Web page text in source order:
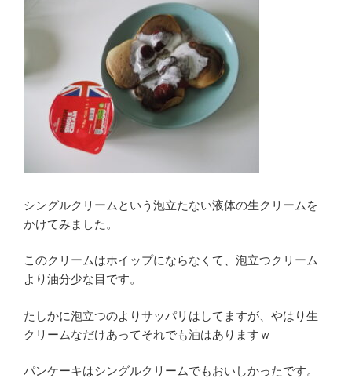
シングルクリームという泡立たない液体の生クリームを
かけてみました。
このクリームはホイップにならなくて、泡立つクリーム
より油分少な目です。
たしかに泡立つのよりサッパリはしてますが、やはり生
クリームなだけあってそれでも油はありますｗ
パンケーキはシングルクリームでもおいしかったです。